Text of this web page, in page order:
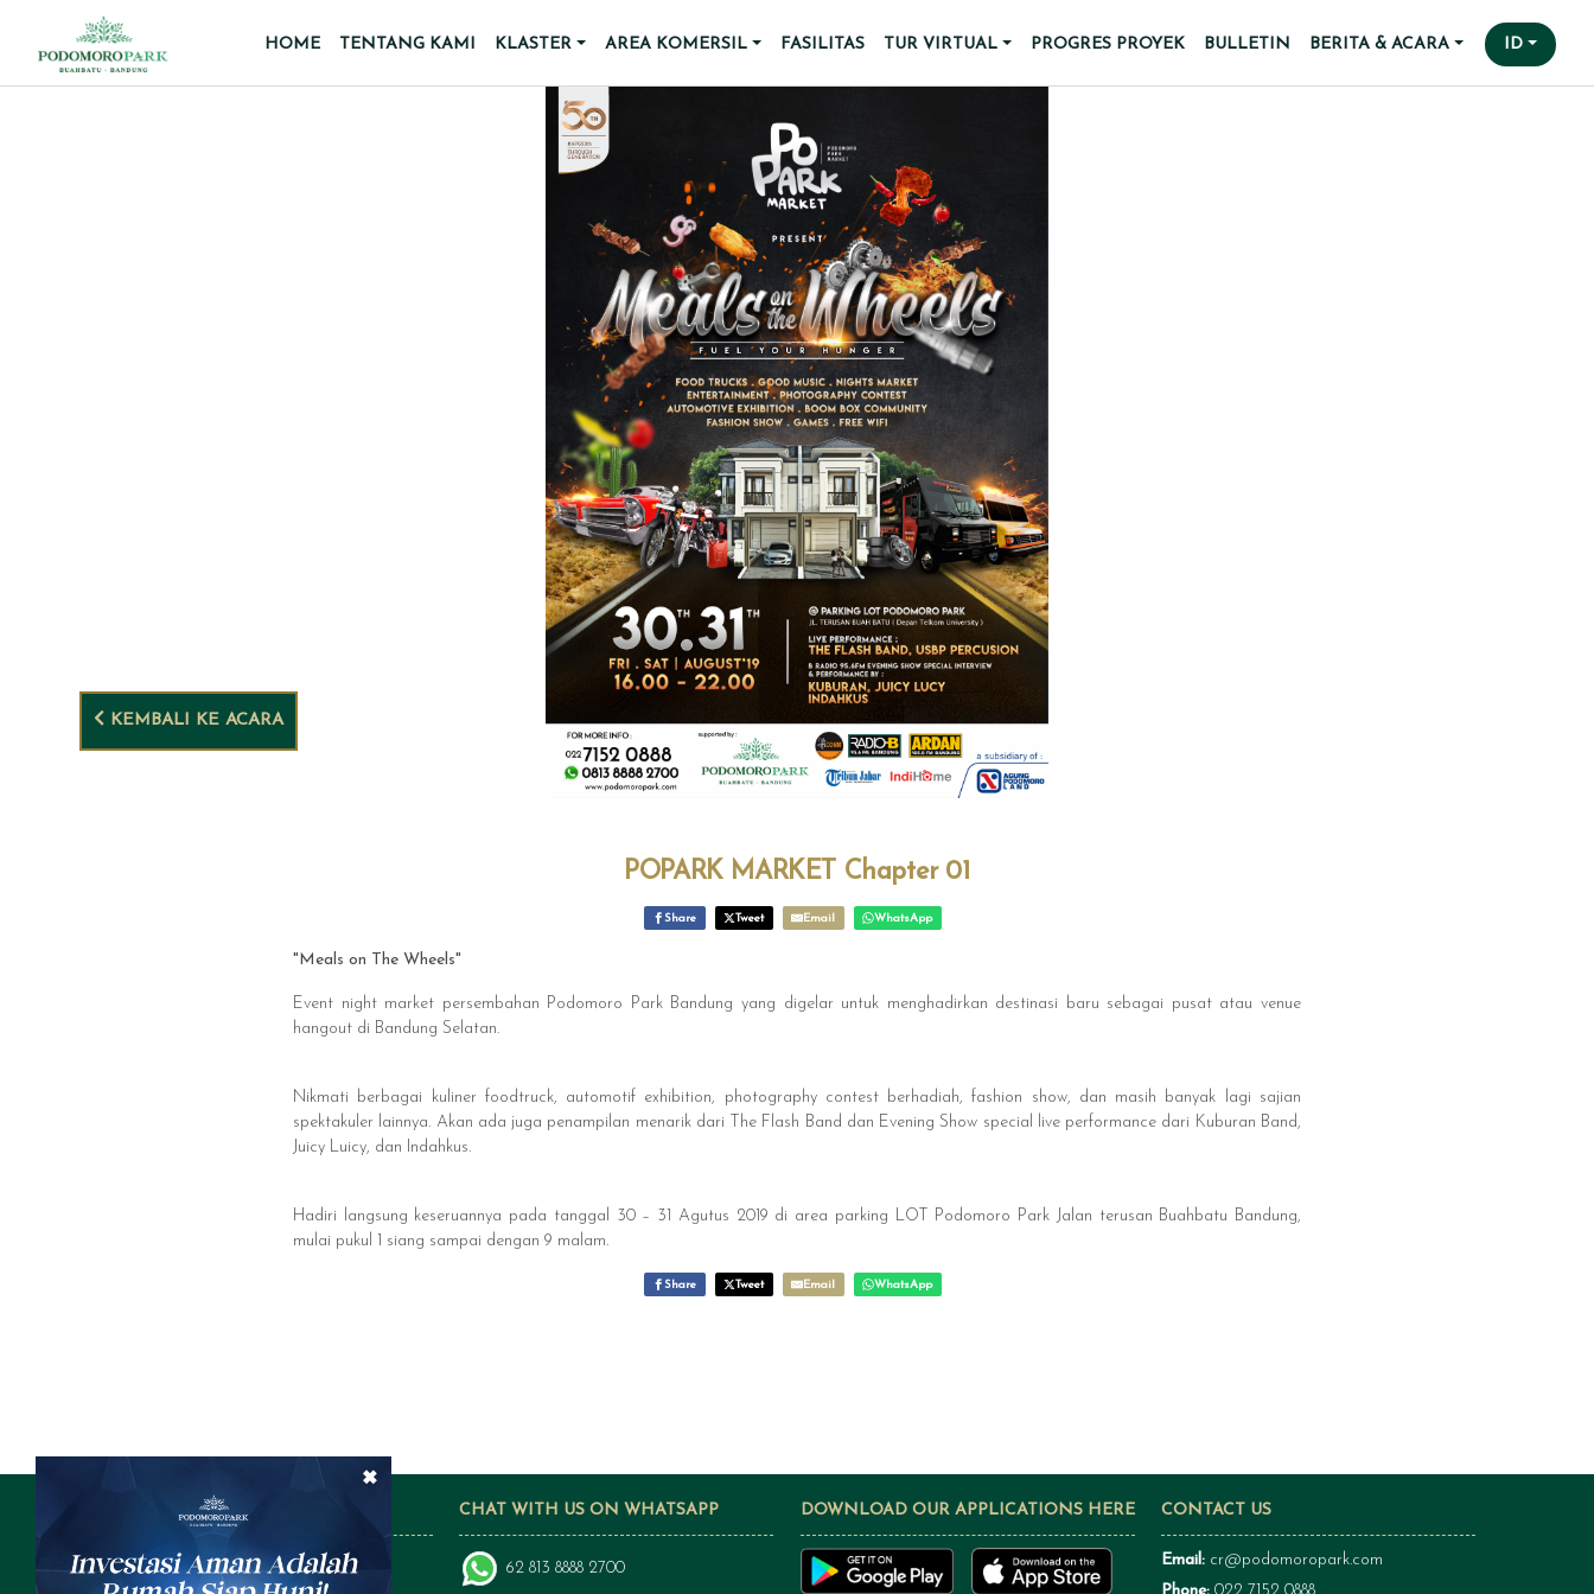
HOME TENTANG KAMI KLASTER AREA KOMERSIL FASILITAS TUR VIRTUAL PROGRES PROYEK BULLETIN BERITA & ACARA ID
KEMBALI KE ACARA
POPARK MARKET Chapter 01
Share Tweet Email WhatsApp
"Meals on The Wheels"
Event night market persembahan Podomoro Park Bandung yang digelar untuk menghadirkan destinasi baru sebagai pusat atau venue
hangout di Bandung Selatan.
Nikmati berbagai kuliner foodtruck, automotif exhibition, photography contest berhadiah, fashion show, dan masih banyak lagi sajian
spektakuler lainnya. Akan ada juga penampilan menarik dari The Flash Band dan Evening Show special live performance dari Kuburan Band,
Juicy Luicy, dan Indahkus.
Hadiri langsung keseruannya pada tanggal 30 – 31 Agutus 2019 di area parking LOT Podomoro Park Jalan terusan Buahbatu Bandung,
mulai pukul 1 siang sampai dengan 9 malam.
Share Tweet Email WhatsApp
×
FOLLOW US ON SOCIAL MEDIA CHAT WITH US ON WHATSAPP
62 813 8888 2700
DOWNLOAD OUR APPLICATIONS HERE CONTACT US
Email: cr@podomoropark.com